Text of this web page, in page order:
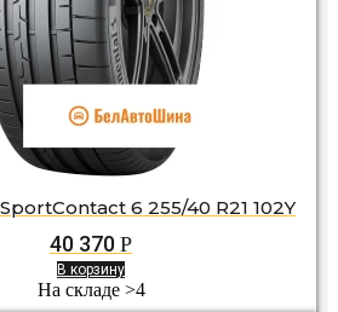
6 255/40 R21 102Y
40 370 Р
В корзину
На складе >4